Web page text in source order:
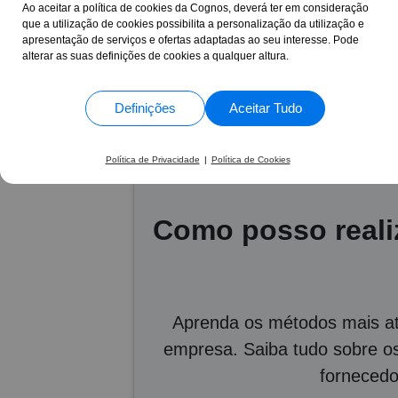
Ao aceitar a política de cookies da Cognos, deverá ter em consideração
que a utilização de cookies possibilita a personalização da utilização e
apresentação de serviços e ofertas adaptadas ao seu interesse. Pode
alterar as suas definições de cookies a qualquer altura.
Definições Aceitar Tudo
Política de Privacidade | Política de Cookies
aprendizagem
profissionalismo
ao seu lado
Como posso
Aprenda os métodos mais
empresa. Saiba tudo sobre